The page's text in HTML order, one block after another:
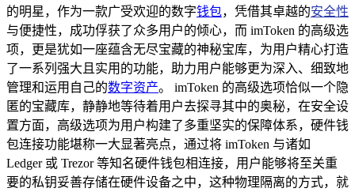
的明星，作为一款广受欢迎的数字钱包，凭借其卓越的安全性
与便捷性，成功俘获了众多用户的倾心，而 imToken 的高级选
项，更是犹如一座蕴含无尽宝藏的神秘宝库，为用户精心打造
了一系列强大且实用的功能，助力用户能够更为深入、细致地
管理和运用自己的数字资产。 imToken 的高级选项恰似一个隐
匿的宝藏库，静静地等待着用户去探寻其中的奥秘，在安全设
置方面，高级选项为用户构建了多重坚实的保障体系，硬件钱
包连接功能堪称一大显著亮点，通过将 imToken 与诸如
Ledger 或 Trezor 等知名硬件钱包相连接，用户能够将至关重
要的私钥妥善存储在硬件设备之中，这种物理隔离的方式，就